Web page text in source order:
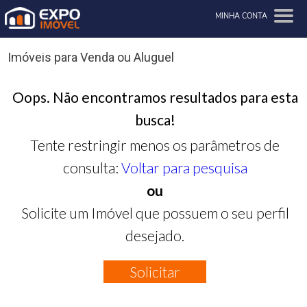
MINHA CONTA
Imóveis para Venda ou Aluguel
Oops. Não encontramos resultados para esta
busca!
Tente restringir menos os parâmetros de
consulta: Voltar para pesquisa
ou
Solicite um Imóvel que possuem o seu perfil
desejado.
Solicitar